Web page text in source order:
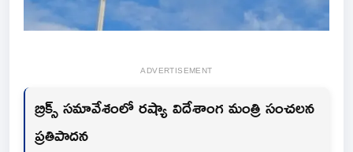
ADVERTISEMENT
బ్రిక్స్ సమావేశంలో రష్యా విదేశాంగ మంత్రి సంచలన
ప్రతిపాదన